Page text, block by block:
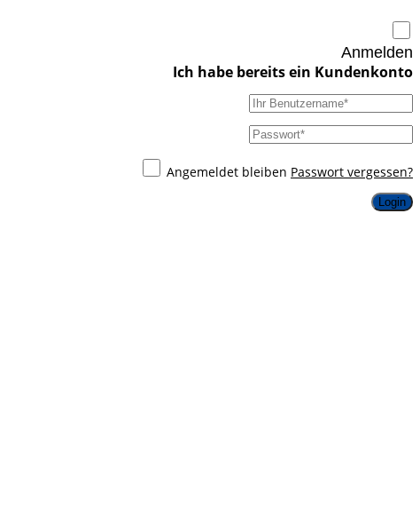
Anmelden
Angemeldet bleiben Passwort vergessen?
Login